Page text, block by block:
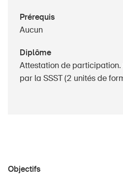
Prérequis
Aucun
Diplôme
Attestation de participation.
par la SSST (2 unités de
Objectifs